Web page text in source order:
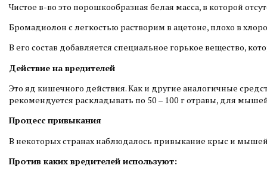
Чистое в-во это порошкообразная белая масса, в которой
Бромадиолон с легкостью растворим в ацетоне, плохо в
В его состав добавляется специальное горькое вещество,
Действие на вредителей
Это яд кишечного действия. Как и другие аналогичные
рекомендуется раскладывать по 50 – 100 г отравы, для
Процесс привыкания
В некоторых странах наблюдалось привыкание крыс и
Против каких вредителей используют: